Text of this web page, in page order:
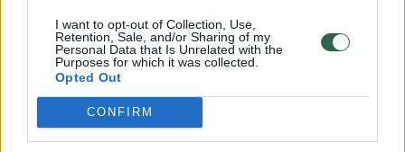
I want to opt-out of Collection, Use,
Retention, Sale, and/or Sharing of my
Personal Data that Is Unrelated with the
Purposes for which it was collected.
Opted Out
CONFIRM
Laidos Vantos lapas
Pasigaminkite namuose: energijos suteikianti keturių
šakelių arbata
Žinios | Gyvenimo būdas